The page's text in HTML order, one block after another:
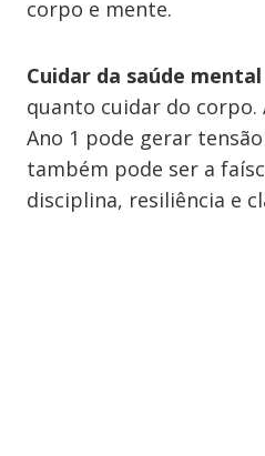
corpo e mente.
Cuidar da saúde mental
quanto cuidar do
Ano 1 pode gerar
também pode ser a
disciplina, resiliência e